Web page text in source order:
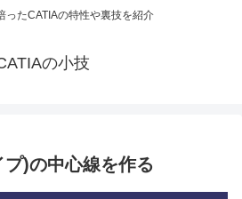
ったCATIAの特性や裏技を紹介
の小技
)の中心線を作る